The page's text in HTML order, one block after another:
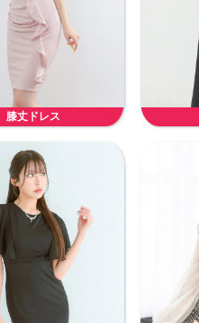
膝丈ドレス